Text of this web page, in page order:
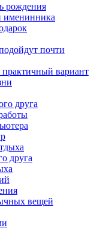
рождения
именинника
почти
вариант
друга
друга
вещей